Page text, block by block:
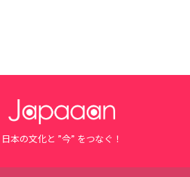
日本の文化と ”今” をつなぐ！